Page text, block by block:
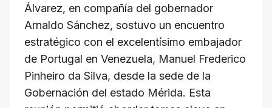
Álvarez, en compañía del gobernador
Arnaldo Sánchez, sostuvo un encuentro
estratégico con el excelentísimo embajador
de Portugal en Venezuela, Manuel Frederico
Pinheiro da Silva, desde la sede de la
Gobernación del estado Mérida. Esta